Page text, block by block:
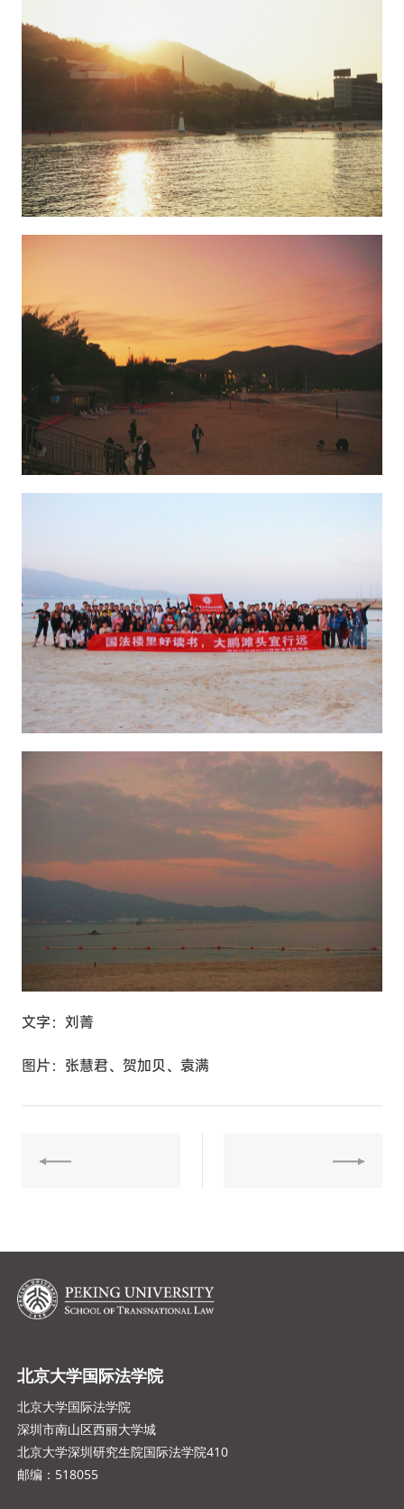
文字：刘菁
图片：张慧君、贺加贝、袁满
北京大学国际法学院
北京大学国际法学院
深圳市南山区西丽大学城
北京大学深圳研究生院国际法学院410
邮编：518055